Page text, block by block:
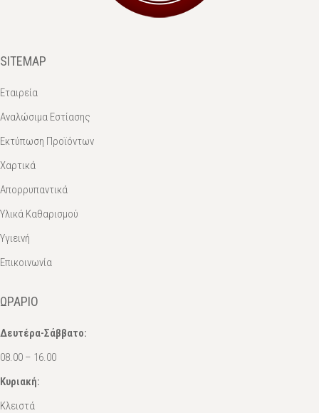
SITEMAP
Εταιρεία
Αναλώσιμα Εστίασης
Εκτύπωση Προϊόντων
Χαρτικά
Απορρυπαντικά
Υλικά Καθαρισμού
Υγιεινή
Επικοινωνία
ΩΡΆΡΙΟ
Δευτέρα-Σάββατο:
08.00 – 16.00
Κυριακή:
Κλειστά